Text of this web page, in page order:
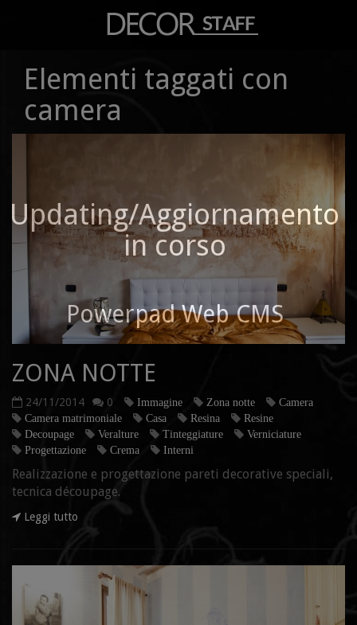
Elementi taggati con
camera
ZONA NOTTE
24/11/2014 0 Immagine Zona notte
Camera
Camera matrimoniale
Casa Resina
Resine
Decoupage
Veralture Tinteggiature
Verniciature
Progettazione
Crema Interni
Realizzazione e progettazione pareti decorative speciali,
tecnica découpage.
Leggi tutto
Updating/Aggiornamento
in corso
Powerpad Web CMS